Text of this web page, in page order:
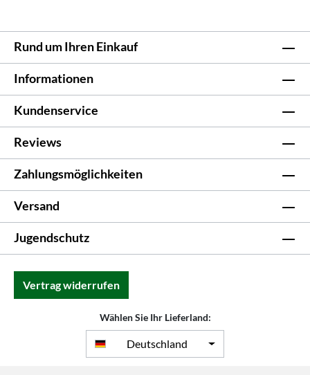
Rund um Ihren Einkauf
Informationen
Kundenservice
Reviews
Zahlungsmöglichkeiten
Versand
Jugendschutz
Vertrag widerrufen
Wählen Sie Ihr Lieferland:
Deutschland